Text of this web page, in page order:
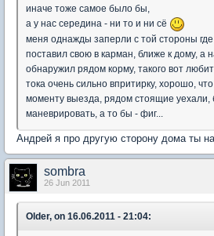
иначе тоже самое было бы,
а у нас середина - ни то и ни сё
меня однажды заперли с той стороны где
поставил свою в карман, ближе к дому, а
обнаружил рядом корму, такого вот
тока очень сильно впритирку, хорошо,
моменту выезда, рядом стоящие уехали,
маневрировать, а то бы - фиг...
Андрей я про другую сторону дома ты
sombra
26 Jun 2011
Older, on 16.06.2011 - 21:04: